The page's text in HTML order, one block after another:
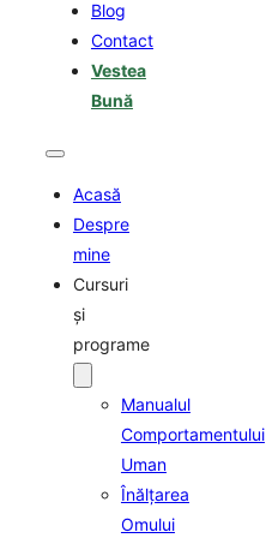
Blog
Contact
Vestea
Bună
Acasă
Despre
mine
Cursuri
şi
programe
Manualul
Comportamentului
Uman
Înălţarea
Omului